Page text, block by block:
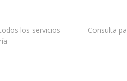
los servicios
Consulta